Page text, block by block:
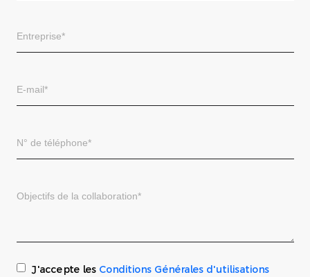
J'accepte les Conditions Générales d'utilisations